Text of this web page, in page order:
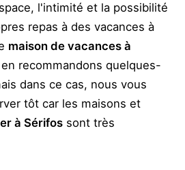
l'intimité et la possibilité
repas à des vacances à
maison de vacances à
recommandons quelques-
dans ce cas, nous vous
tôt car les maisons et
à Sérifos sont très